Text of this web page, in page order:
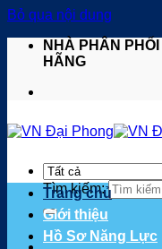
Bỏ qua nội dung
NHÀ PHÂN
HÃNG
Tìm kiếm:
Trang chủ
Giới thiệu
Hồ Sơ Năng Lực